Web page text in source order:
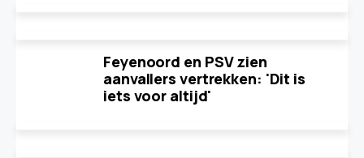
Feyenoord en PSV zien
aanvallers vertrekken: 'Dit is
iets voor altijd'